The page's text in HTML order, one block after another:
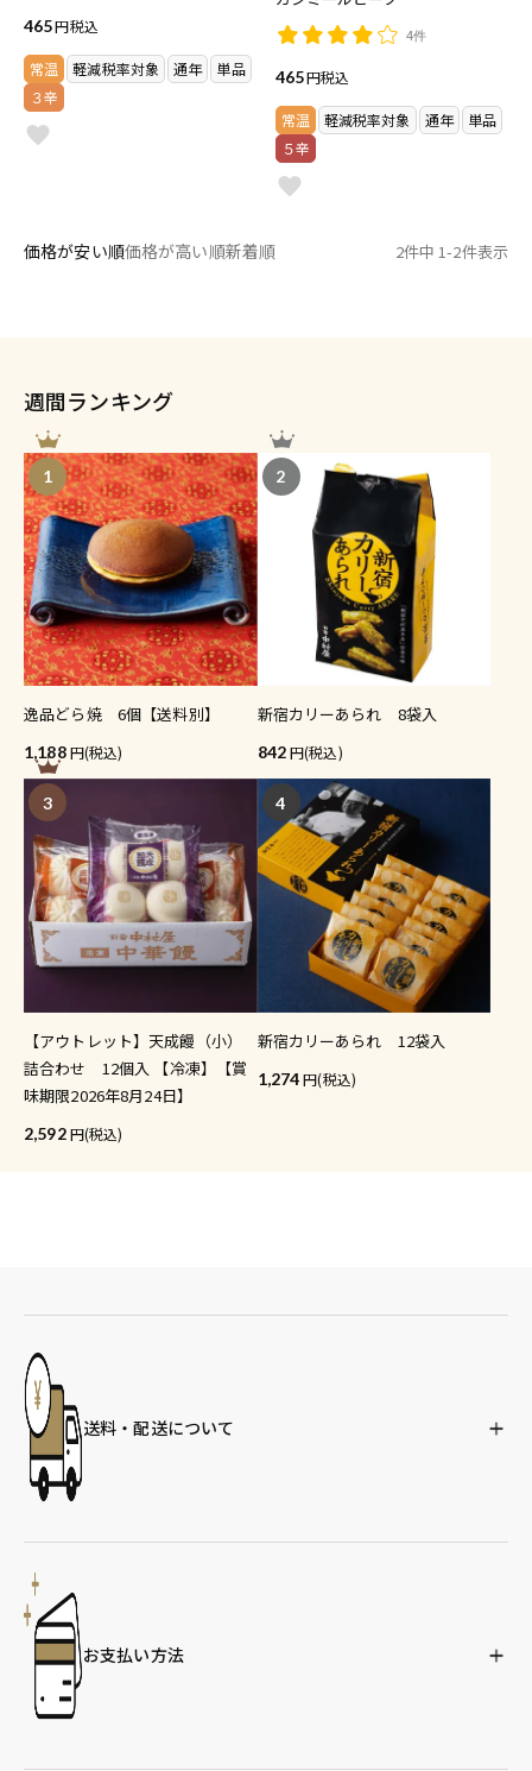
465 税込
常温 軽減税率対象 通年
単品
３辛
4件
465 税込
常温 軽減税率対象 通年
単品
５辛
価格が安い順価格が高い順新着順 2件中 1-2件表示
週間ランキング
1
逸品どら焼 6個【送料別】
1,188 (税込)
2
新宿カリーあられ 8袋入
842 (税込)
3
【アウトレット】天成饅（小）
詰合わせ 12個入 【冷凍】【賞
味期限2026年8月24日】
2,592 (税込)
4
新宿カリーあられ 12袋入
1,274 (税込)
送料・配送について
お支払い方法